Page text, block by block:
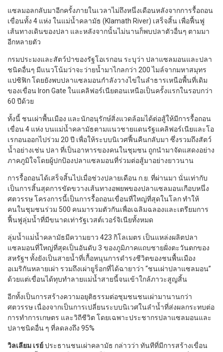
แซลมอลกลับมาอีกครั้งภายในเวลาไม่ถึงหนึ่งเดือนหลังจากการรื้อถอน
เขื่อนทั้ง 4 แห่ง ในแม่น้ำคลามัธ (Klamath River) เสร็จสิ้น เพื่อฟื้นฟู
เส้นทางเดินของปลา และหลังจากนั้นไม่นานก็พบปลาตัวอื่นๆ ตามมา
อีกหลายตัว
กรมประมงและสัตว์ป่าของรัฐโอเรกอน ระบุว่า ปลาแซลมอนและปลา
ชนิดอื่นๆ มีแนวโน้มว่าจะว่ายน้ำมาไกลกว่า 200 ไมล์จากมหาสมุทร
แปซิฟิก โดยยังพบปลาแซลมอนกำลังวางไข่ในลำธารเหนือพื้นที่เดิม
ของเขื่อน Iron Gate ในแคลิฟอร์เนียตอนเหนือเป็นครั้งแรกในรอบกว่า
60 ปีด้วย
ทั้งนี้ ชนเผ่าพื้นเมือง และนักอนุรักษ์สิ่งแวดล้อมได้ต่อสู้ให้มีการรื้อถอน
เขื่อน 4 แห่ง บนแม่น้ำคลามัธตามแนวชายแดนรัฐแคลิฟอร์เนียและโอ
เรกอนออกไปร่วม 20 ปี เพื่อให้ระบบนิเวศฟื้นคืนกลับมา ซึ่งรวมถึงสัตว์
น้ำอย่างเช่น ปลา ที่เป็นอาหารของคนในชุมชน ถูกนำมาจัดแสดงอย่าง
ภาคภูมิใจโดยผู้ปกป้องปลาแซลมอนที่ร่วมต่อสู้มาอย่างยาวนาน
การรื้อถอนได้เสร็จสิ้นไปเมื่อช่วงปลายเดือน ก.ย. ที่ผ่านมา นั่นเท่ากับ
เป็นการสิ้นสุดการขัดขวางเส้นทางอพยพของปลาแซลมอนเกือบหนึ่ง
ศตวรรษ โครงการนี้เป็นการรื้อถอนเขื่อนที่ใหญ่ที่สุดในโลก ทำให้
คนในชุมชนร่วม 500 คนมารวมตัวกันเพื่อเฉลิมฉลองและเตรียมการ
ฟื้นฟูลุ่มน้ำที่มีขนาดเท่ารัฐเวสต์เวอร์จิเนียทั้งหมด
ลุ่มน้ำแม่น้ำคลามัธมีความยาว 423 กิโลเมตร เป็นแหล่งผลิตปลา
แซลมอนที่ใหญ่ที่สุดเป็นอันดับ 3 ของภูมิภาคแถบชายฝั่งตะวันตกของ
สหรัฐฯ ทั้งยังเป็นสายน้ำที่เกื้อหนุนการดำรงชีวิตของชนพื้นเมือง
อเมริกันหลายเผ่า รวมถึงเผ่ายูร็อกที่ได้ฉายาว่า “ชนเผ่าปลาแซลมอน”
ด้วยแต่เขื่อนได้ทุบทำลายแม่น้ำสายนี้จนเข้าใกล้ภาวะสูญสิ้น
อีกทั้งเป็นการสร้างความอยุติธรรมต่อชุมชนชนเผ่ามานานกว่า
ศตวรรษ เนื่องจากเป็นการเปลี่ยนระบบนิเวศในลำน้ำที่ส่งผลกระทบต่อ
การทำการเกษตร และวิถีชีวิต โดยเฉพาะประชากรปลาแซลมอนและ
ปลาชนิดอื่น ๆ ที่ลดลงถึง 95%
วิลเลียม เรย์ประธานชนเผ่าคลามัธ กล่าวว่า ทันทีที่มีการสร้างเขื่อน